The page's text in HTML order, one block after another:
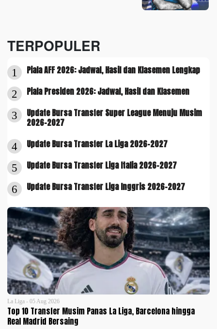
TERPOPULER
1 Piala AFF 2026: Jadwal, Hasil dan Klasemen Lengkap
2 Piala Presiden 2026: Jadwal, Hasil dan Klasemen
3
Update Bursa Transfer Super League Menuju Musim
2026-2027
4 Update Bursa Transfer La Liga 2026-2027
5 Update Bursa Transfer Liga Italia 2026-2027
6 Update Bursa Transfer Liga Inggris 2026-2027
La Liga - 05 Aug 2026
Top 10 Transfer Musim Panas La Liga, Barcelona hingga
Real Madrid Bersaing